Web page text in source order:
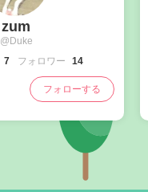
zum
@Duke
7 フォロワー 14
フォローする